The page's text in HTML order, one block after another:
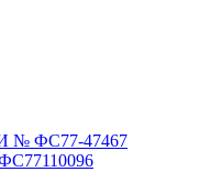
№ ФС77-47467